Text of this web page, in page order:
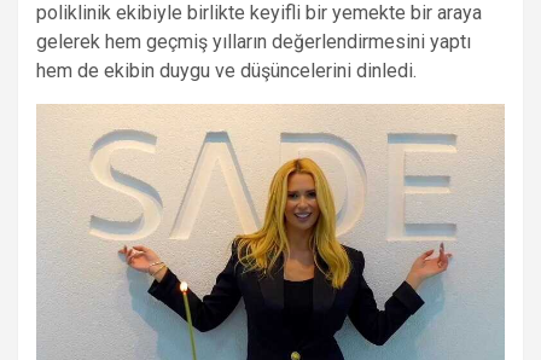
poliklinik ekibiyle birlikte keyifli bir yemekte bir araya
gelerek hem geçmiş yılların değerlendirmesini yaptı
hem de ekibin duygu ve düşüncelerini dinledi.